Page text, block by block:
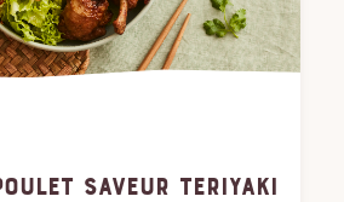
SAVEUR TERIYAKI